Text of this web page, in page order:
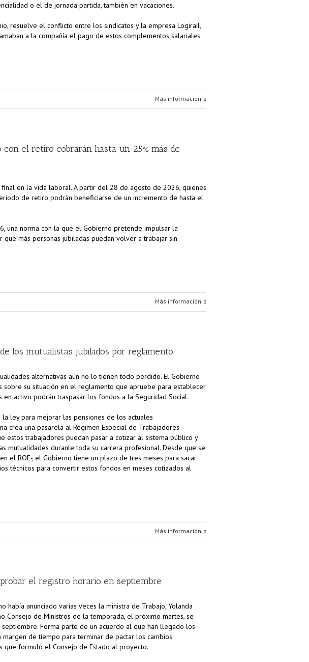
o el de jornada partida, también en vacaciones.
resuelve el conflicto entre los sindicatos y la empresa Logirail,
a la compañía el pago de estos complementos salariales
Más información
el retiro cobrarán hasta un 25% más de
en la vida laboral. A partir del 28 de agosto de 2026, quienes
de retiro podrán beneficiarse de un incremento de hasta el
una norma con la que el Gobierno pretende impulsar la
más personas jubiladas puedan volver a trabajar sin
Más información
los mutualistas jubilados por reglamento
alternativas aún no lo tienen todo perdido. El Gobierno
su situación en el reglamento que apruebe para establecer
activo podrán traspasar los fondos a la Seguridad Social.
ley para mejorar las pensiones de los actuales
crea una pasarela al Régimen Especial de Trabajadores
estos trabajadores puedan pasar a cotizar al sistema público y
mutualidades durante toda su carrera profesional. Desde que se
el BOE-, el Gobierno tiene un plazo de tres meses para sacar
técnicos para convertir estos fondos en meses cotizados al
Más información
el registro horario en septiembre
anunciado varias veces la ministra de Trabajo, Yolanda
Consejo de Ministros de la temporada, el próximo martes, se
Forma parte de un acuerdo al que han llegado los
de tiempo para terminar de pactar los cambios
que formuló el Consejo de Estado al proyecto.